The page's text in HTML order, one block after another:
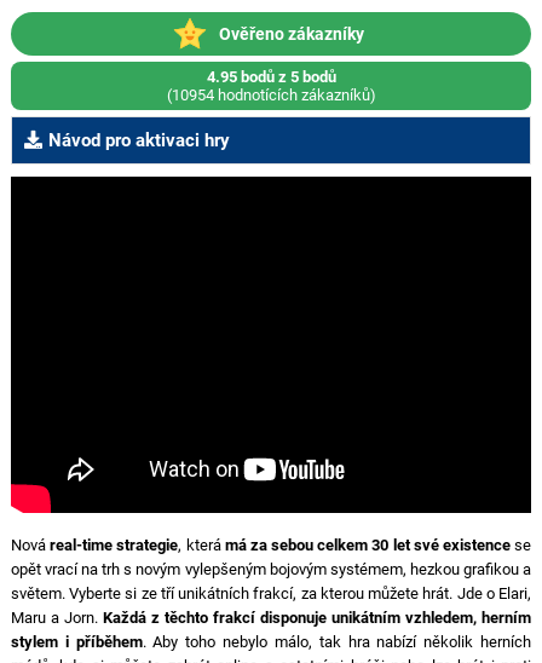
Ověřeno zákazníky
4.95 bodů z 5 bodů
(10954 hodnotících zákazníků)
Návod pro aktivaci hry
Nováreal-time strategie, která má za sebou celkem 30 let své existencese
opět vrací na trh s novým vylepšeným bojovým systémem, hezkou grafikou a
světem. Vyberte si ze tří unikátních frakcí, za kterou můžete hrát. Jde o Elari,
Maru a Jorn. Každá z těchto frakcí disponuje unikátním vzhledem, herním
stylem i příběhem. Aby toho nebylo málo, tak hra nabízí několik herních